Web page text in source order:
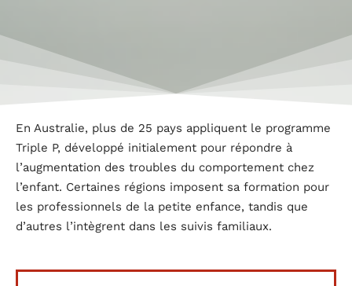
En Australie, plus de 25 pays appliquent le programme
Triple P, développé initialement pour répondre à
l’augmentation des troubles du comportement chez
l’enfant. Certaines régions imposent sa formation pour
les professionnels de la petite enfance, tandis que
d’autres l’intègrent dans les suivis familiaux.